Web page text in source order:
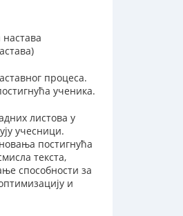
процеса.
ученика.
листова у
учесници.
постигнућа
текста,
способности за
и